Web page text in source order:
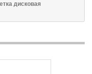
дисковая